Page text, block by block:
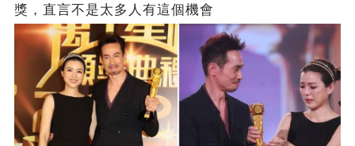
獎，直言不是太多人有這個機會